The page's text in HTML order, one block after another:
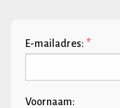
E-mailadres: *
Voornaam: